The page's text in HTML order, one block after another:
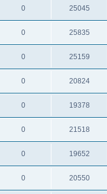
0 25045
0 25835
0 25159
0 20824
0 19378
0 21518
0 19652
0 20550